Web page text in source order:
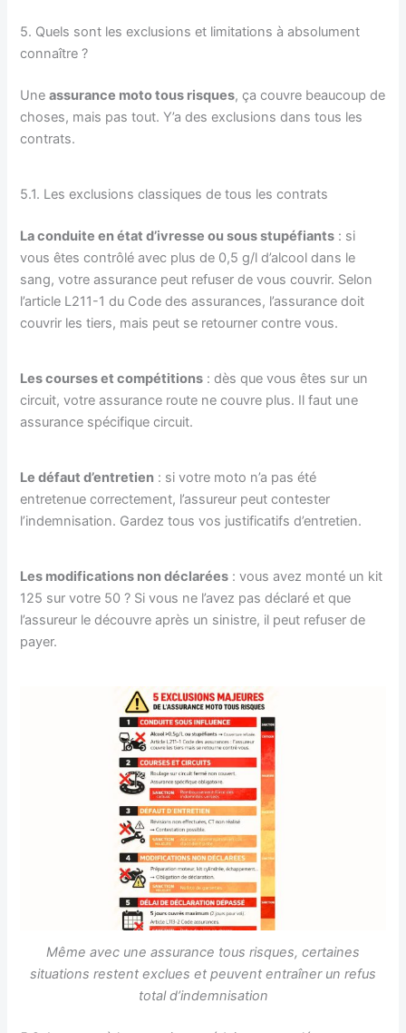
5. Quels sont les exclusions et limitations à absolument
connaître ?
Uneassurance moto tous risques, ça couvre beaucoup de
choses, mais pas tout. Y’a des exclusions dans tous les
contrats.
5.1. Les exclusions classiques de tous les contrats
La conduite en état d’ivresse ou sous stupéfiants : si
vous êtes contrôlé avec plus de 0,5 g/l d’alcool dans le
sang, votre assurance peut refuser de vous couvrir. Selon
l’article L211-1 du Code des assurances, l’assurance doit
couvrir les tiers, mais peut se retourner contre vous.
Les courses et compétitions : dès que vous êtes sur un
circuit, votre assurance route ne couvre plus. Il faut une
assurance spécifique circuit.
Le défaut d’entretien : si votre moto n’a pas été
entretenue correctement, l’assureur peut contester
l’indemnisation. Gardez tous vos justificatifs d’entretien.
Les modifications non déclarées : vous avez monté un kit
125 sur votre 50 ? Si vous ne l’avez pas déclaré et que
l’assureur le découvre après un sinistre, il peut refuser de
payer.
Même avec une assurance tous risques, certaines
situations restent exclues et peuvent entraîner un refus
total d’indemnisation